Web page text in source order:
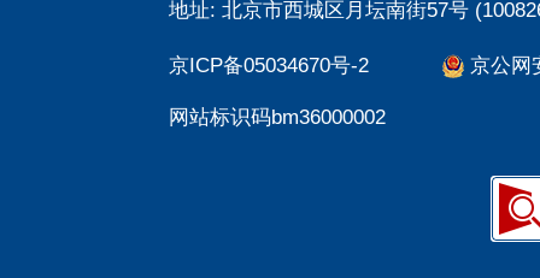
地址: 北京市西城区月坛南街57号
京ICP备05034670号-2 京公网
网站标识码bm36000002